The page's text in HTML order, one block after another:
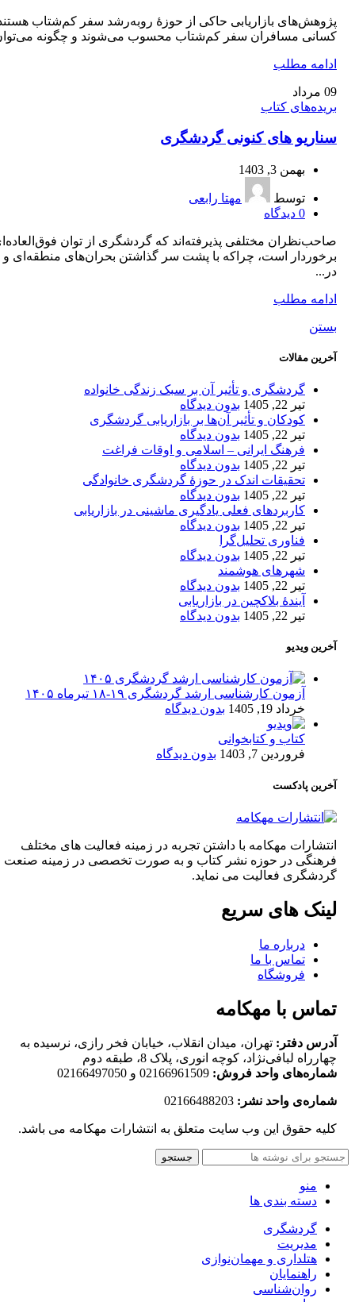
پژوهش‌های بازاریابی حاکی از حوزۀ روبه‌رشد سفر کم‌شتاب
کسانی مسافران سفر کم‌شتاب محسوب می‌شوند و چگونه
ادامه مطلب
09 مرداد
بریده‌های کتاب
سناریو های کنونی گردشگری
بهمن 3, 1403
توسط
مهتا رابعی
0 دیدگاه
صاحب‌نظران مختلفی پذیرفته‌­اند که گردشگری از توان
برخوردار است، چراکه با پشت سر گذاشتن بحران­‌های منطقه‌­ای و
در...
ادامه مطلب
بستن
آخرین مقالات
گردشگری و تأثیر آن بر سبک زندگی خانواده
تیر 22, 1405
بدون دیدگاه
کودکان و تأثیر آن‌ها بر بازاریابی گردشگری
تیر 22, 1405
بدون دیدگاه
فرهنگ ایرانی – اسلامی و اوقات فراغت
تیر 22, 1405
بدون دیدگاه
تحقیقات اندک در حوزۀ گردشگری خانوادگی
تیر 22, 1405
بدون دیدگاه
کاربردهای فعلی یادگیری ماشینی در بازاریابی
تیر 22, 1405
بدون دیدگاه
فناوری تحلیل‌گرا
تیر 22, 1405
بدون دیدگاه
شهرهای هوشمند
تیر 22, 1405
بدون دیدگاه
آیندۀ بلاکچین در بازاریابی
تیر 22, 1405
بدون دیدگاه
آخرین ویدیو
آزمون کارشناسی ارشد گردشگری ۱۹-۱۸ تیرماه ۱۴۰۵
خرداد 19, 1405
بدون دیدگاه
کتاب و کتابخوانی
فروردین 7, 1403
بدون دیدگاه
آخرین پادکست
انتشارات مهکامه با داشتن تجربه در زمینه فعالیت های مختلف
فرهنگی در حوزه نشر کتاب و به صورت تخصصی در زمینه صنعت
گردشگری فعالیت می نماید.
لینک های سریع
درباره ما
تماس با ما
فروشگاه
تماس با مهکامه
آدرس دفتر: تهران، میدان انقلاب، خیابان فخر رازی، نرسیده به
چهارراه لبافی‌نژاد، کوچه انوری، پلاک 8، طبقه دوم
شماره‌های واحد فروش: 02166961509 و 02166497050
شماره‌‌ی واحد نشر:
کلیه حقوق این وب سایت متعلق به انتشارات مهکامه می باشد.
جستجو
منو
دسته بندی ها
گردشگری
مدیریت
هتلداری و مهمان‌نوازی
راهنمایان
روان‌شناسی